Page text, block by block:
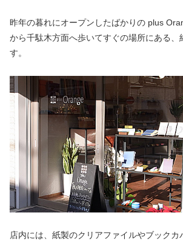
昨年の暮れにオープンしたばかりの plus
から千駄木方面へ歩いてすぐの場所にある、
す。
店内には、紙製のクリアファイルやブックカ